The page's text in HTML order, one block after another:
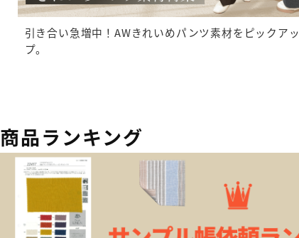
引き合い急増中！AWきれいめパンツ素材をピックアッ
プ。
商品ランキング